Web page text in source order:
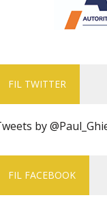
FIL TWITTER
by
FIL FACEBOOK